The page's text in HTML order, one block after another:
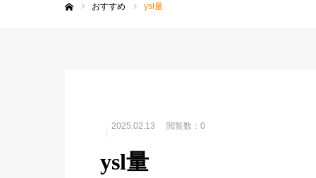
おすすめ ysl量
2025.02.13 閲覧数：0
ysl量